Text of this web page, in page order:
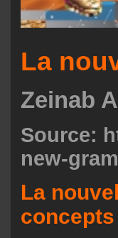
La
Zeinab
Source:
new-
La